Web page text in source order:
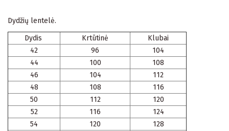
Dydžių lentelė.
Dydis Krtūtinė
Klubai
42
96
104
44
100
108
46
104
112
48
108
116
50
112
120
52
116
124
54
120
128